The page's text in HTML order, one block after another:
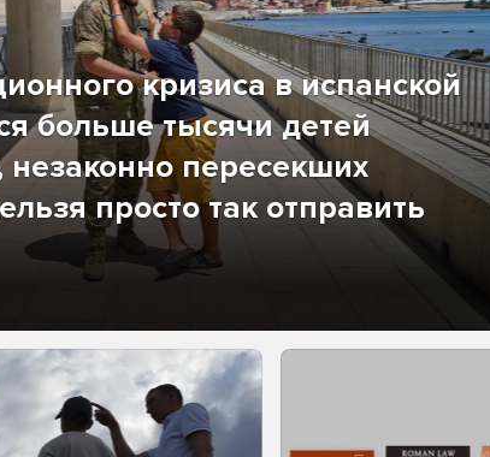
кризиса в испанской
больше тысячи детей
незаконно пересекших
просто так отправить